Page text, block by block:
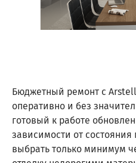
Бюджетный ремонт с
оперативно и без
готовый к работе
зависимости от
выбрать только минимум